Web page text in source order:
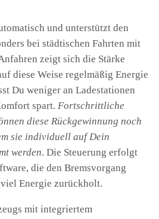
und unterstützt den
bei städtischen Fahrten mit
zeigt sich die Stärke
diese Weise regelmäßig Energie
Du weniger an Ladestationen
spart. Fortschrittliche
diese Rückgewinnung noch
sie individuell auf Dein
werden. Die Steuerung erfolgt
die den Bremsvorgang
Energie zurückholt.
mit integriertem